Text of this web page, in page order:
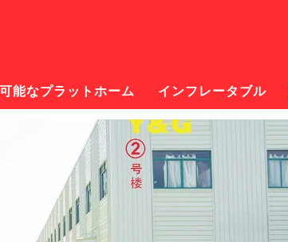
能なプラットホーム インフレータブル